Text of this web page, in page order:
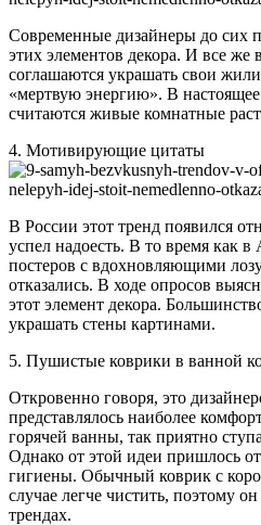
Современные дизайнеры до сих
этих элементов декора. И все же
соглашаются украшать свои
«мертвую энергию». В
считаются живые комнатные
4. Мотивирующие цитаты
В России этот тренд появился
успел надоесть. В то время как
постеров с вдохновляющими
отказались. В ходе опросов
этот элемент декора.
украшать стены картинами.
5. Пушистые коврики в ванной
Откровенно говоря, это
представлялось наиболее
горячей ванны, так приятно
Однако от этой идеи пришлось
гигиены. Обычный коврик с
случае легче чистить, поэтому
трендах.